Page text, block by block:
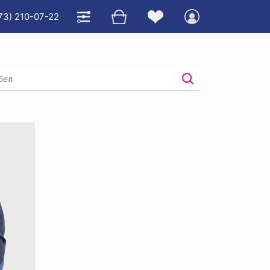
210-07-22